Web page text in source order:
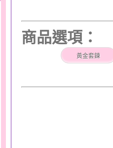
商品選項：
黃金套鍊